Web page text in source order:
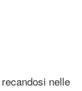
recandosi nelle